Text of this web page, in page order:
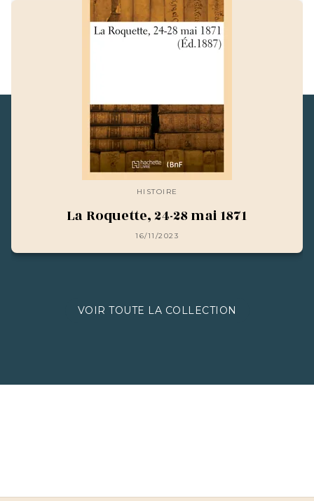
HISTOIRE
La Roquette, 24-28 mai 1871
16/11/2023
VOIR TOUTE LA COLLECTION